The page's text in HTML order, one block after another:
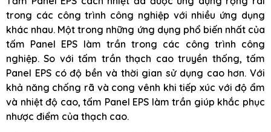
trong các công trình công nghiệp với nhiều ứng dụng
khác nhau. Một trong những ứng dụng phổ biến nhất của
tấm Panel EPS làm trần trong các công trình công
nghiệp. So với tấm trần thạch cao truyền thống, tấm
Panel EPS có độ bền và thời gian sử dụng cao hơn. Với
khả năng chống rã và cong vênh khi tiếp xúc với độ ẩm
và nhiệt độ cao, tấm Panel EPS làm trần giúp khắc phục
nhược điểm của thạch cao.